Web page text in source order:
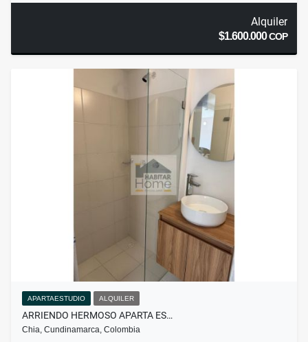
Alquiler
$1.600.000COP
APARTAESTUDIO ALQUILER
ARRIENDO HERMOSO APARTA ES…
Chia, Cundinamarca, Colombia